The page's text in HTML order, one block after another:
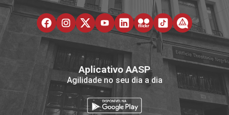
Aplicativo AASP
Agilidade no seu dia a dia